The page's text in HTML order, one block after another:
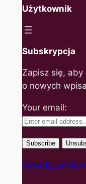
Użytkownik
Subskrypcja
Zapisz się,
o nowych
Your email:
Zasady,